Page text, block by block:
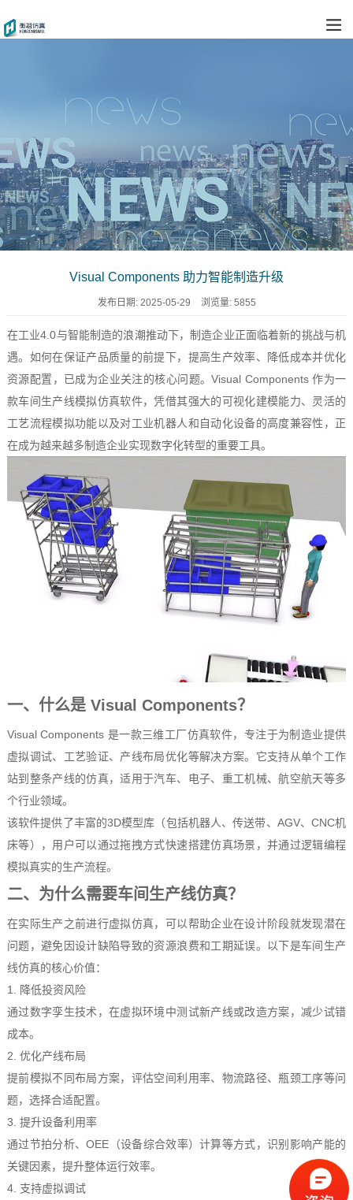
Visual Components 助力智能制造升级
发布日期: 2025-05-29 浏览量: 5855
在工业4.0与智能制造的浪潮推动下，制造企业正面临着新的挑战与机
遇。如何在保证产品质量的前提下，提高生产效率、降低成本并优化
资源配置，已成为企业关注的核心问题。Visual Components作为一
款车间生产线模拟仿真软件，凭借其强大的可视化建模能力、灵活的
工艺流程模拟功能以及对工业机器人和自动化设备的高度兼容性，正
在成为越来越多制造企业实现数字化转型的重要工具。
一、什么是 Visual Components？
Visual Components 是一款三维工厂仿真软件，专注于为制造业提供
虚拟调试、工艺验证、产线布局优化等解决方案。它支持从单个工作
站到整条产线的仿真，适用于汽车、电子、重工机械、航空航天等多
个行业领域。
该软件提供了丰富的3D模型库（包括机器人、传送带、AGV、CNC机
床等），用户可以通过拖拽方式快速搭建仿真场景，并通过逻辑编程
模拟真实的生产流程。
二、为什么需要车间生产线仿真？
在实际生产之前进行虚拟仿真，可以帮助企业在设计阶段就发现潜在
问题，避免因设计缺陷导致的资源浪费和工期延误。以下是车间生产
线仿真的核心价值：
1. 降低投资风险
通过数字孪生技术，在虚拟环境中测试新产线或改造方案，减少试错
成本。
2. 优化产线布局
提前模拟不同布局方案，评估空间利用率、物流路径、瓶颈工序等问
题，选择合适配置。
3. 提升设备利用率
通过节拍分析、OEE（设备综合效率）计算等方式，识别影响产能的
关键因素，提升整体运行效率。
4. 支持虚拟调试